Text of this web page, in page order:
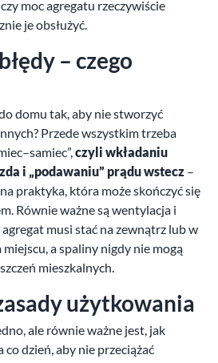
moc agregatu rzeczywiście
je obsłużyć.
– czego
domu tak, aby nie stworzyć
Przede wszystkim trzeba
czyli wkładaniu
i „podawaniu” prądu wstecz –
praktyka, która może skończyć się
Równie ważne są wentylacja i
musi stać na zewnątrz lub w
a spaliny nigdy nie mogą
mieszkalnych.
użytkowania
ale równie ważne jest, jak
co dzień, aby nie przeciążać